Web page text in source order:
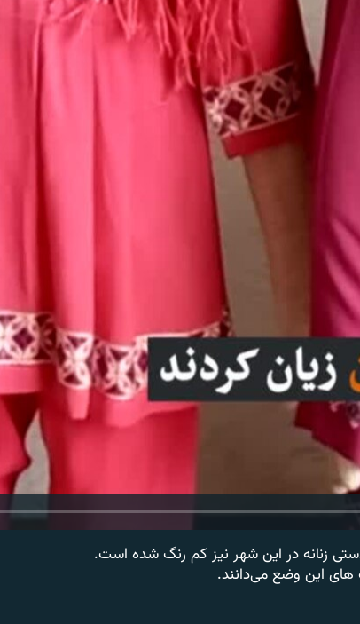
زنانه در این شهر نیز کم رنگ شده است.
های این وضع می‌دانند.